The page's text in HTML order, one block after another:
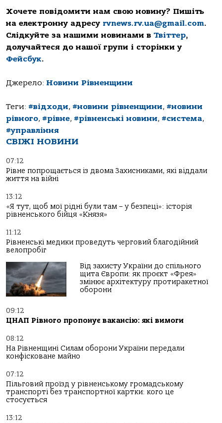
Хочете повідомити нам свою новину? Пишіть
на електронну адресу rvnews.rv.ua@gmail.com.
Слідкуйте за нашими новинами в Твіттер,
долучайтеся до нашої групи і сторінки у
Фейсбук.
Джерело: Новини Рівненщини
Теги: #відходи, #новини рівненщини, #новини
рівного, #рівне, #рівненські новини, #система,
#управління
СВІЖІ НОВИНИ
07:12
Рівне попрощається із двома Захисниками, які віддали
життя на війні
13:12
«Я тут, щоб мої рідні були там – у безпеці»: історія
рівненського бійця «Князя»
11:12
Рівненські медики проведуть черговий благодійний
велопробіг
Від захисту України до спільного
щита Європи: як проєкт «Фрея»
змінює архітектуру протиракетної
оборони
09:12
ЦНАП Рівного пропонує вакансію: які вимоги
08:12
На Рівненщині Силам оборони України передали
конфісковане майно
07:12
Пільговий проїзд у рівненському громадському
транспорті без транспортної картки: кого це
стосується
13:12